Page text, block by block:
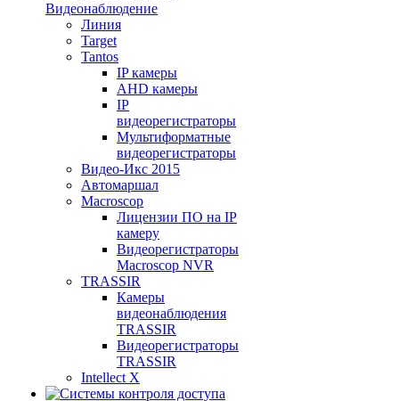
Видеонаблюдение
Линия
Target
Tantos
IP камеры
AHD камеры
IP
видеорегистраторы
Мультиформатные
видеорегистраторы
Видео-Икс 2015
Автомаршал
Macroscop
Лицензии ПО на IP
камеру
Видеорегистраторы
Macroscop NVR
TRASSIR
Камеры
видеонаблюдения
TRASSIR
Видеорегистраторы
TRASSIR
Intellect X